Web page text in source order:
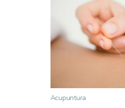
Acupuntura